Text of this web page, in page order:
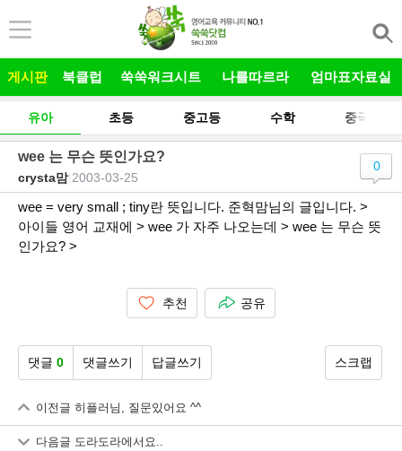
게시판 북클럽 쑥쑥워크시트 나를따르라 엄마표자료실
유아 초등 중고등 수학 중국어
wee 는 무슨 뜻인가요?
crysta맘| 2003-03-25
0
wee = very small ; tiny란 뜻입니다. 준혁맘님의 글입니다. >
아이들 영어 교재에 > wee 가 자주 나오는데 > wee 는 무슨 뜻
인가요? >
추천 공유
댓글 0 댓글쓰기 답글쓰기 스크랩
이전글 히플러님, 질문있어요 ^^
다음글 도라도라에서요..